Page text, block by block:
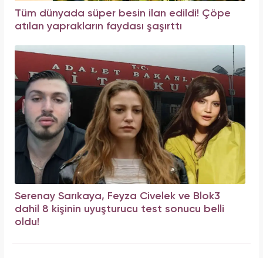
Tüm dünyada süper besin ilan edildi! Çöpe
atılan yaprakların faydası şaşırttı
Serenay Sarıkaya, Feyza Civelek ve Blok3
dahil 8 kişinin uyuşturucu test sonucu belli
oldu!